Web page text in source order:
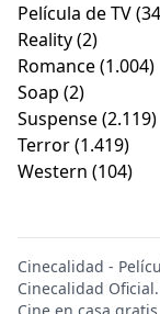
Película de TV
Reality(2)
Romance(1.004)
Soap (2)
Suspense(2.119)
Terror(1.419)
Western (104)
Cinecalidad -
Cinecalidad